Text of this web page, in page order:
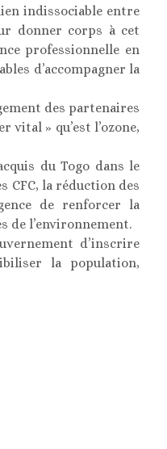
indissociable entre
donner corps à cet
professionnelle en
d’accompagner la
des partenaires
vital » qu’est l’ozone,
du Togo dans le
CFC, la réduction des
de renforcer la
de l’environnement.
d’inscrire
la population,